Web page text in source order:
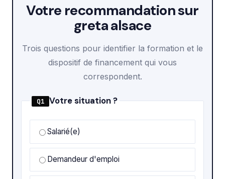
Votre recommandation sur
greta alsace
Trois questions pour identifier la formation et le
dispositif de financement qui vous
correspondent.
Q1 Votre situation ?
Salarié(e)
Demandeur d'emploi